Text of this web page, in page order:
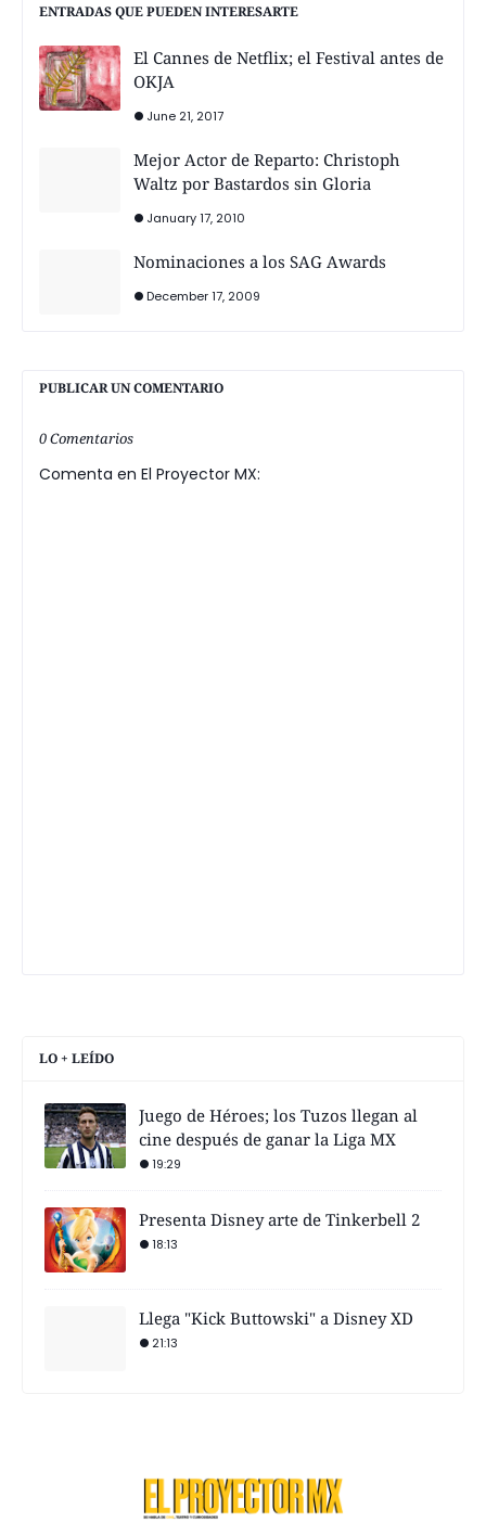
ENTRADAS QUE PUEDEN INTERESARTE
El Cannes de Netflix; el Festival antes de
OKJA
June 21, 2017
Mejor Actor de Reparto: Christoph
Waltz por Bastardos sin Gloria
January 17, 2010
Nominaciones a los SAG Awards
December 17, 2009
PUBLICAR UN COMENTARIO
0 Comentarios
Comenta en El Proyector MX:
LO + LEÍDO
Juego de Héroes; los Tuzos llegan al
cine después de ganar la Liga MX
19:29
Presenta Disney arte de Tinkerbell 2
18:13
Llega "Kick Buttowski" a Disney XD
21:13